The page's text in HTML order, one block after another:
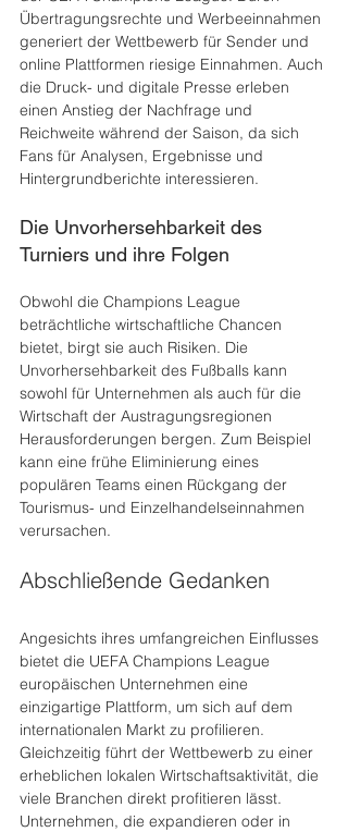
Übertragungsrechte und Werbeeinnahmen
generiert der Wettbewerb für Sender und
online Plattformen riesige Einnahmen. Auch
die Druck- und digitale Presse erleben
einen Anstieg der Nachfrage und
Reichweite während der Saison, da sich
Fans für Analysen, Ergebnisse und
Hintergrundberichte interessieren.
Die Unvorhersehbarkeit des
Turniers und ihre Folgen
Obwohl die Champions League
beträchtliche wirtschaftliche Chancen
bietet, birgt sie auch Risiken. Die
Unvorhersehbarkeit des Fußballs kann
sowohl für Unternehmen als auch für die
Wirtschaft der Austragungsregionen
Herausforderungen bergen. Zum Beispiel
kann eine frühe Eliminierung eines
populären Teams einen Rückgang der
Tourismus- und Einzelhandelseinnahmen
verursachen.
Abschließende Gedanken
Angesichts ihres umfangreichen Einflusses
bietet die UEFA Champions League
europäischen Unternehmen eine
einzigartige Plattform, um sich auf dem
internationalen Markt zu profilieren.
Gleichzeitig führt der Wettbewerb zu einer
erheblichen lokalen Wirtschaftsaktivität, die
viele Branchen direkt profitieren lässt.
Unternehmen, die expandieren oder in